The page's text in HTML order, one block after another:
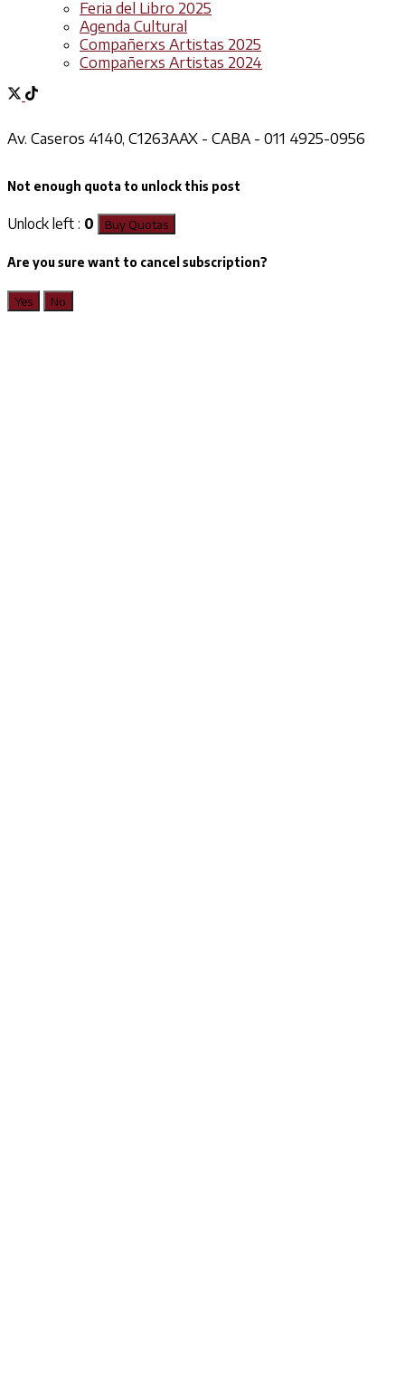
Feria del Libro 2025
Agenda Cultural
Compañerxs Artistas 2025
Compañerxs Artistas 2024
Av. Caseros 4140, C1263AAX - CABA - 011 4925-0956
Not enough quota to unlock this post
Unlock left : 0 Buy Quotas
Are you sure want to cancel subscription?
Yes No